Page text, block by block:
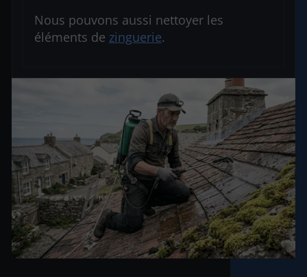
Nous pouvons aussi nettoyer les
éléments de zinguerie.